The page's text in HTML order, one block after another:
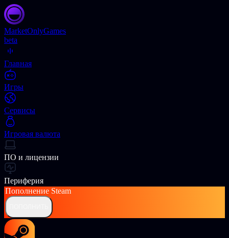
MarketOnlyGames
beta
Главная
Игры
Сервисы
Игровая валюта
ПО и лицензии
Периферия
Пополнение Steam